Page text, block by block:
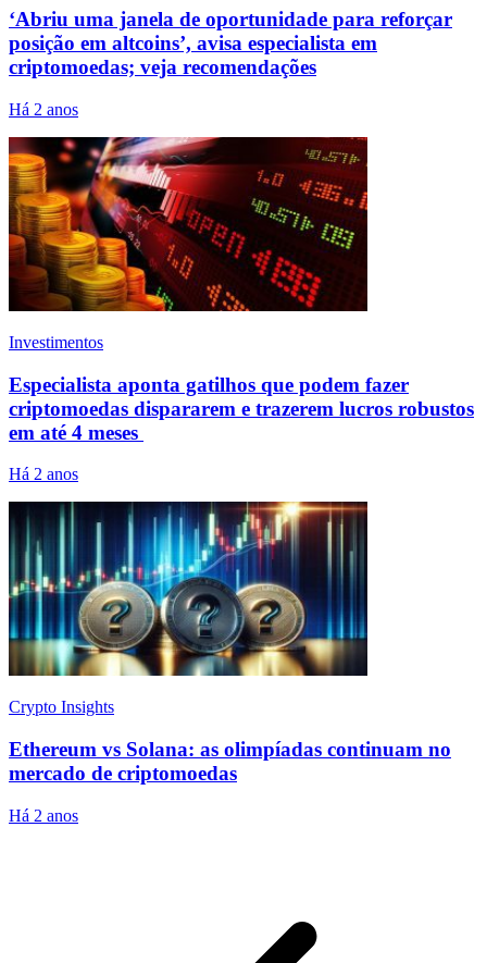
‘Abriu uma janela de oportunidade para reforçar
posição em altcoins’, avisa especialista em
criptomoedas; veja recomendações
Há 2 anos
Investimentos
Especialista aponta gatilhos que podem fazer
criptomoedas dispararem e trazerem lucros robustos
em até 4 meses
Há 2 anos
Crypto Insights
Ethereum vs Solana: as olimpíadas continuam no
mercado de criptomoedas
Há 2 anos